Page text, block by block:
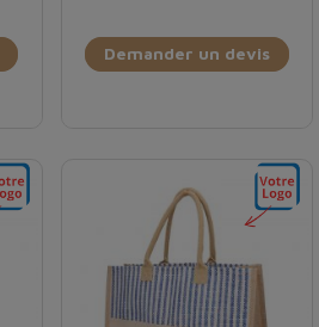
Demander un devis